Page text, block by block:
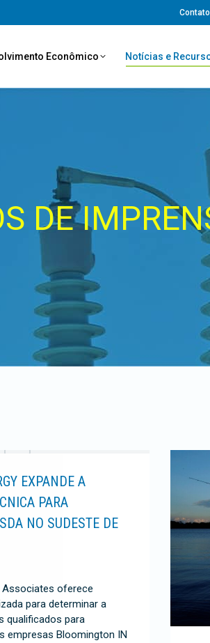
Contato
Econômico Notícias e
DE
EXPANDE A
PARA
NO SUDESTE DE
Associates oferece
para determinar a
qualificados para
empresas Bloomington IN